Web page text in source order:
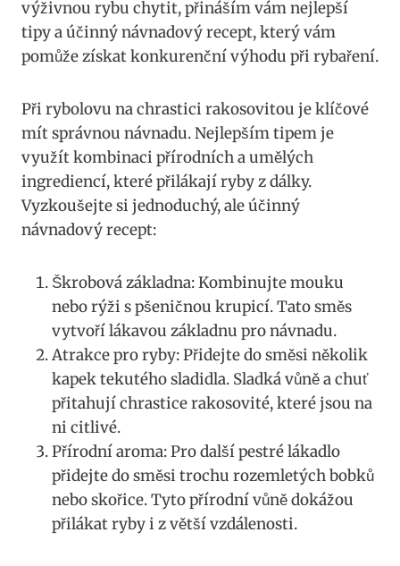
výživnou rybu ⁢chytit, přináším‍ vám nejlepší
tipy a účinný návnadový recept, který vám
pomůže⁣ získat konkurenční ‌výhodu při rybaření.
Při ​rybolovu na ‌chrastici rakosovitou‍ je klíčové⁤
mít správnou návnadu. Nejlepším tipem je
využít kombinaci ‍přírodních a umělých
ingrediencí, které přilákají ryby z ⁤dálky.
Vyzkoušejte si jednoduchý, ale účinný
⁣návnadový recept:‍
Škrobová základna: ⁣Kombinujte mouku
nebo rýži s pšeničnou krupicí. Tato směs
vytvoří lákavou základnu⁢ pro návnadu.
Atrakce⁣ pro ryby: Přidejte do směsi několik
kapek tekutého sladidla. Sladká vůně a chuť
přitahují chrastice rakosovité, které jsou na
ni citlivé.
Přírodní aroma: Pro další pestré lákadlo
přidejte do směsi trochu‌ rozemletých bobků
nebo ⁣skořice. Tyto ​přírodní vůně dokážou
přilákat ryby i z větší vzdálenosti.